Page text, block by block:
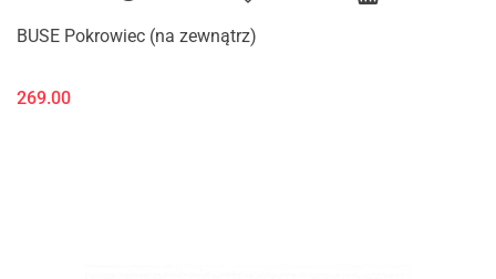
BUSE Pokrowiec (na zewnątrz)
269.00